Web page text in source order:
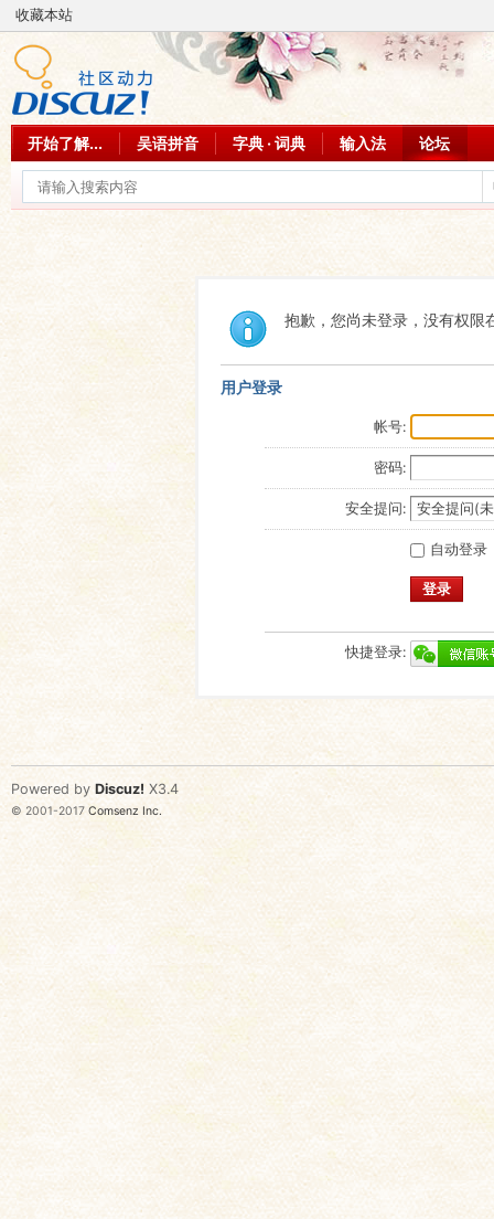
收藏本站
开始了解... 吴语拼音 字典 · 词典 输入法 论坛
抱歉，您尚未登录，没有权限
用户登录
帐号:
密码:
安全提问:
自动登录
登录
快捷登录:
Powered by Discuz! X3.4
© 2001-2017 Comsenz Inc.